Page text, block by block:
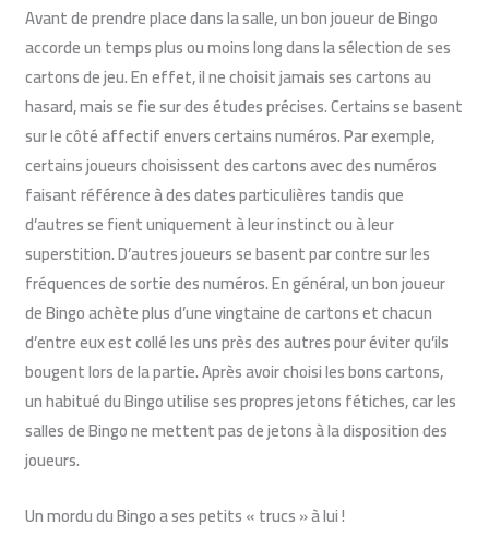
Avant de prendre place dans la salle, un bon joueur de Bingo
accorde un temps plus ou moins long dans la sélection de ses
cartons de jeu. En effet, il ne choisit jamais ses cartons au
hasard, mais se fie sur des études précises. Certains se basent
sur le côté affectif envers certains numéros. Par exemple,
certains joueurs choisissent des cartons avec des numéros
faisant référence à des dates particulières tandis que
d’autres se fient uniquement à leur instinct ou à leur
superstition. D’autres joueurs se basent par contre sur les
fréquences de sortie des numéros. En général, un bon joueur
de Bingo achète plus d’une vingtaine de cartons et chacun
d’entre eux est collé les uns près des autres pour éviter qu’ils
bougent lors de la partie. Après avoir choisi les bons cartons,
un habitué du Bingo utilise ses propres jetons fétiches, car les
salles de Bingo ne mettent pas de jetons à la disposition des
joueurs.
Un mordu du Bingo a ses petits « trucs » à lui !